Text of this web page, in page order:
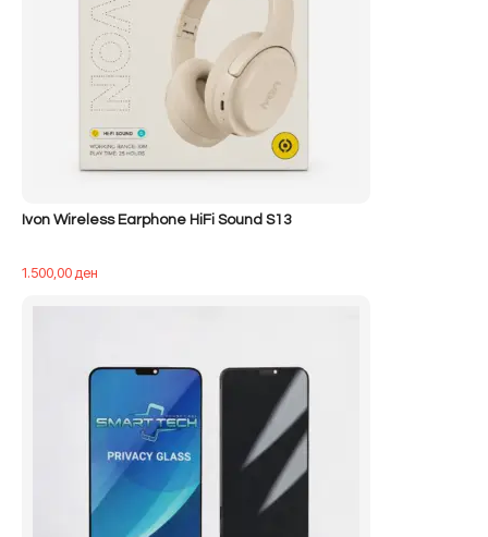
Ivon Wireless Earphone HiFi Sound S13
1.500,00ден